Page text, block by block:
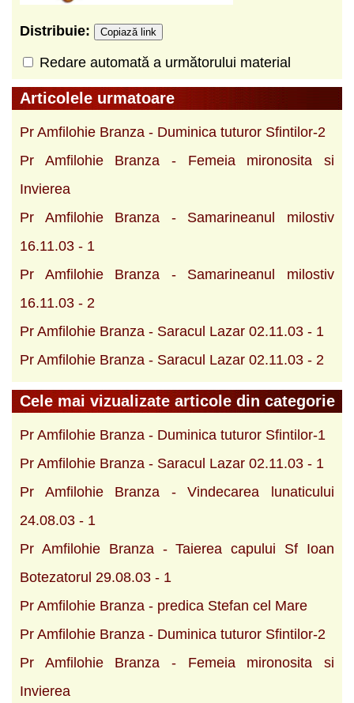
Distribuie: Copiază link
Redare automată a următorului material
Articolele urmatoare
Pr Amfilohie Branza - Duminica tuturor Sfintilor-2
Pr Amfilohie Branza - Femeia mironosita si
Invierea
Pr Amfilohie Branza - Samarineanul milostiv
16.11.03 - 1
Pr Amfilohie Branza - Samarineanul milostiv
16.11.03 - 2
Pr Amfilohie Branza - Saracul Lazar 02.11.03 - 1
Pr Amfilohie Branza - Saracul Lazar 02.11.03 - 2
Cele mai vizualizate articole din categorie
Pr Amfilohie Branza - Duminica tuturor Sfintilor-1
Pr Amfilohie Branza - Saracul Lazar 02.11.03 - 1
Pr Amfilohie Branza - Vindecarea lunaticului
24.08.03 - 1
Pr Amfilohie Branza - Taierea capului Sf Ioan
Botezatorul 29.08.03 - 1
Pr Amfilohie Branza - predica Stefan cel Mare
Pr Amfilohie Branza - Duminica tuturor Sfintilor-2
Pr Amfilohie Branza - Femeia mironosita si
Invierea